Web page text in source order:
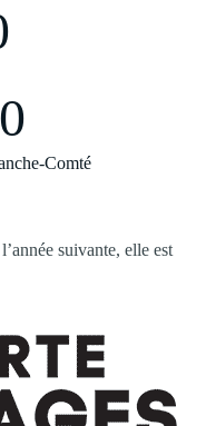
Comté
suivante, elle est